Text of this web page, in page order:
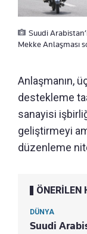
Suudi
Mekke Anlaşması
Anlaşmanın,
destekleme
sanayisi
geliştirmeyi
düzenleme
ÖNERİLEN
DÜNYA
Suudi